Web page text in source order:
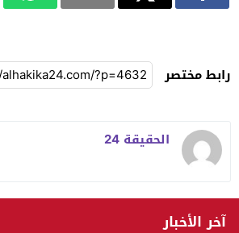
رابط مختصر
الحقيقة 24
آخر الأخبار